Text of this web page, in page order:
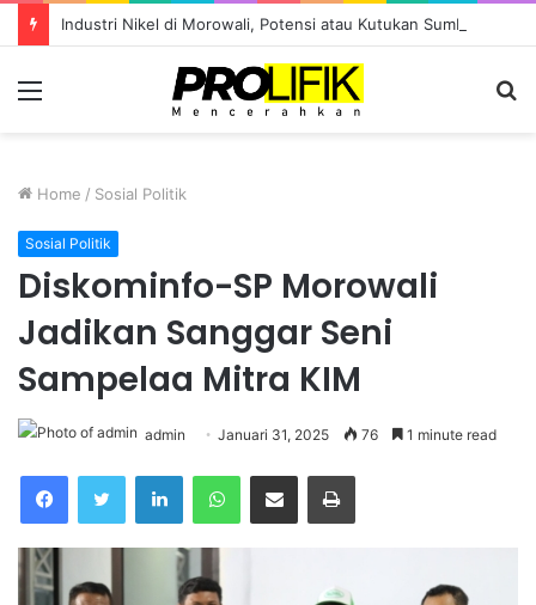
Menu
Home / Sosial Politik
Sosial Politik
Diskominfo-SP Morowali
Jadikan Sanggar Seni
Sampelaa Mitra KIM
admin Januari 31, 2025 76 1 minute read
FacebookTwitter LinkedInWhatsAppShare via Email Print